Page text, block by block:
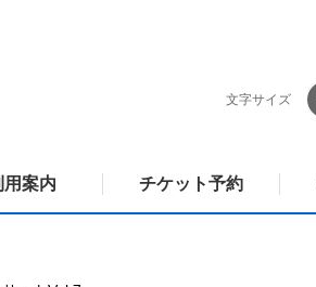
文字サイズ
用案内 チケット予約